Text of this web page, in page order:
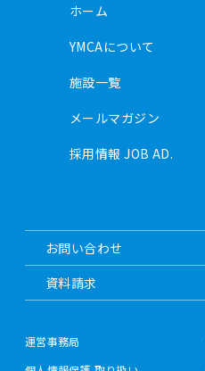
ホーム
YMCAについて
施設一覧
メールマガジン
採用情報 JOB AD.
お問い合わせ
資料請求
運営事務局